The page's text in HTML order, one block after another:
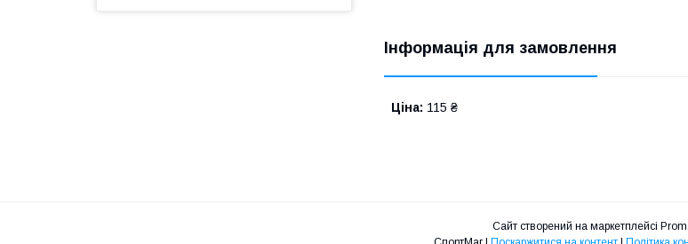
Інформація для замовлення
Ціна: 115 ₴
Сайт створений на маркетплейсі